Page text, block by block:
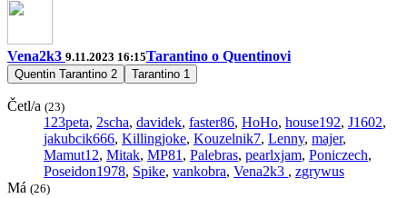
Vena2k3 9.11.2023 16:15Tarantino o Quentinovi
Quentin Tarantino 2 Tarantino 1
Četl/a (23)
123peta, 2scha, davidek, faster86, HoHo, house192, J1602,
jakubcik666, Killingjoke, Kouzelnik7, Lenny, majer,
Mamut12, Mitak, MP81 , Palebras, pearlxjam, Poniczech,
Poseidon1978, Spike, vankobra, Vena2k3 , zgrywus
Má (26)